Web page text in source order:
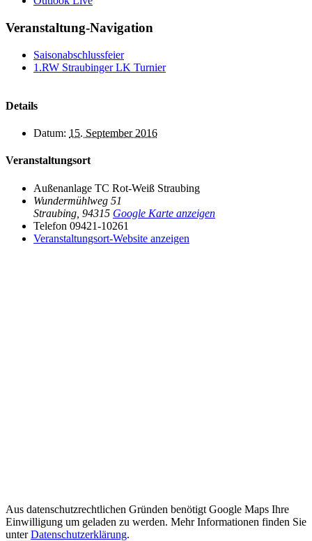
Veranstaltung-Navigation
Saisonabschlussfeier
1.RW Straubinger LK Turnier
Details
Datum: 15. September 2016
Veranstaltungsort
Außenanlage TC Rot-Weiß Straubing
Wundermühlweg 51
Straubing 94315 Google Karte anzeigen
Telefon 09421-10261
Veranstaltungsort-Website anzeigen
Aus datenschutzrechtlichen Gründen benötigt Google Maps Ihre
Einwilligung um geladen zu werden. Mehr Informationen finden Sie
unterDatenschutzerklärung.